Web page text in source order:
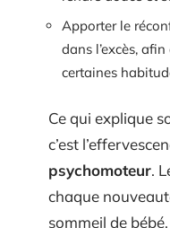
Apporter le
dans l’excès,
certaines
Ce qui explique
c’est
psychomoteur.
chaque
sommeil de